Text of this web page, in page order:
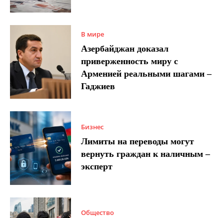
В мире
Азербайджан доказал
приверженность миру с
Арменией реальными шагами –
Гаджиев
Бизнес
Лимиты на переводы могут
вернуть граждан к наличным –
эксперт
Общество